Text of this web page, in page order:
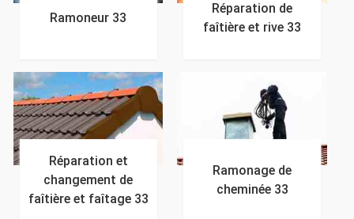
Ramoneur 33
Réparation de
faîtière et rive 33
Réparation et
changement de
faîtière et faîtage 33
Ramonage de
cheminée 33